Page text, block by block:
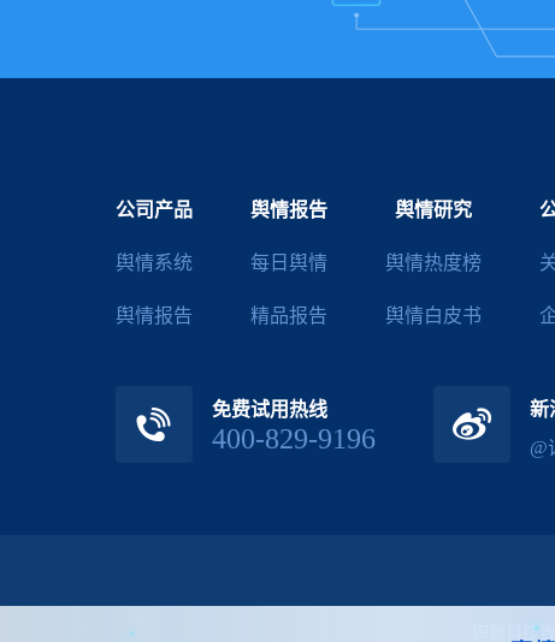
公司产品
舆情系统
舆情报告
舆情报告
每日舆情
精品报告
舆情研究
舆情热度榜
舆情白皮书
免费试用热线
400-829-9196
新
@
识微科技